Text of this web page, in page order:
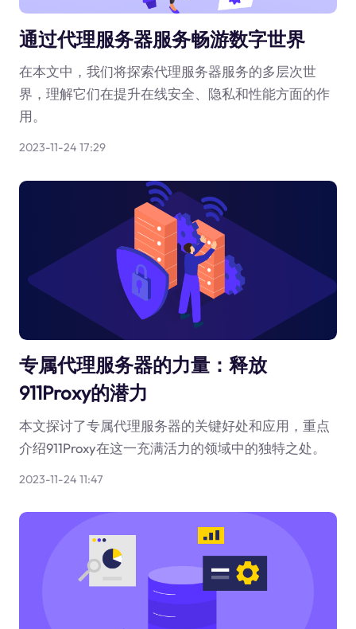
通过代理服务器服务畅游数字世界
在本文中，我们将探索代理服务器服务的多层次世
界，理解它们在提升在线安全、隐私和性能方面的作
用。
2023-11-24 17:29
专属代理服务器的力量：释放
911Proxy的潜力
本文探讨了专属代理服务器的关键好处和应用，重点
介绍911Proxy在这一充满活力的领域中的独特之处。
2023-11-24 11:47